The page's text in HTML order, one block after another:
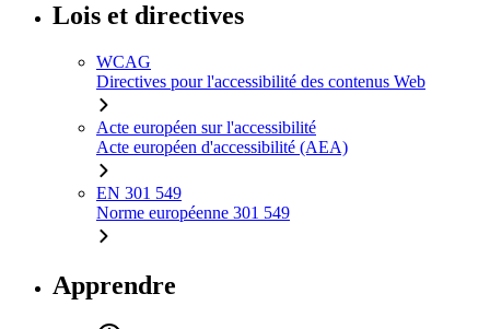
Lois et directives
WCAG
Directives pour l'accessibilité des contenus Web
Acte européen sur l'accessibilité
Acte européen d'accessibilité (AEA)
EN 301 549
Norme européenne 301 549
Apprendre